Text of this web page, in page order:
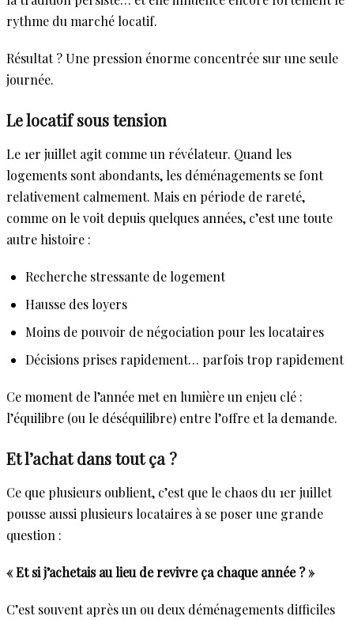
rythme du marché locatif.
Résultat ? Une pression énorme concentrée sur une seule
journée.
Le locatif sous tension
Le 1er juillet agit comme un révélateur. Quand les
logements sont abondants, les déménagements se font
relativement calmement. Mais en période de rareté,
comme on le voit depuis quelques années, c’est une toute
autre histoire :
Recherche stressante de logement
Hausse des loyers
Moins de pouvoir de négociation pour les locataires
Décisions prises rapidement… parfois trop rapidement
Ce moment de l’année met en lumière un enjeu clé :
l’équilibre (ou le déséquilibre) entre l’offre et la demande.
Et l’achat dans tout ça ?
Ce que plusieurs oublient, c’est que le chaos du 1er juillet
pousse aussi plusieurs locataires à se poser une grande
question :
« Et si j’achetais au lieu de revivre ça chaque année ? »
C’est souvent après un ou deux déménagements difficiles